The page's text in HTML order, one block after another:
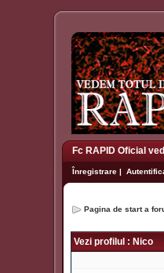
Fc RAPID Oficial
Înregistrare |
Pagina de start a
Vezi profilul : Nico